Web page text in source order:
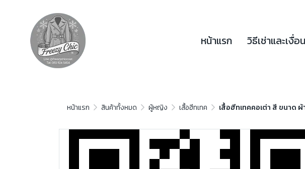
หน้าแรก วิธีเช่าและเงื่อ
หน้าแรก สินค้าทั้งหมด ผู้หญิง เสื้อฮีทเทค เสื้อฮีทเทคคอเต่า สี ขนาด